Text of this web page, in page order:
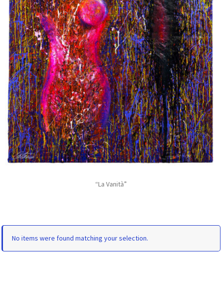
“La Vanità”
No items were found matching your selection.